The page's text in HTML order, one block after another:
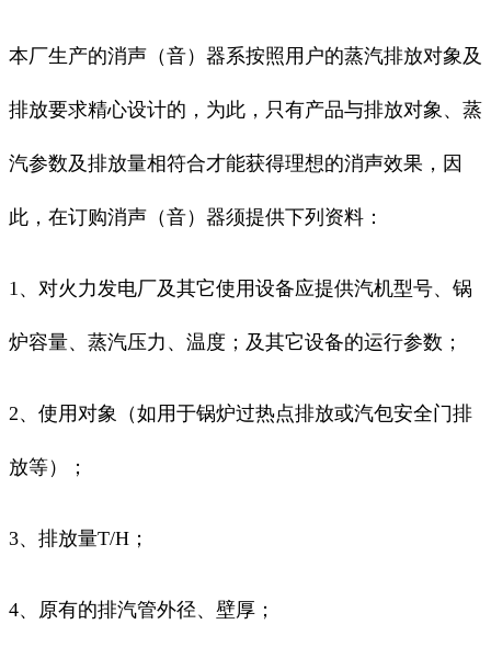
本厂生产的消声（音）器系按照用户的蒸汽排放对象及
排放要求精心设计的，为此，只有产品与排放对象、蒸
汽参数及排放量相符合才能获得理想的消声效果，因
此，在订购消声（音）器须提供下列资料：
1、对火力发电厂及其它使用设备应提供汽机型号、锅
炉容量、蒸汽压力、温度；及其它设备的运行参数；
2、使用对象（如用于锅炉过热点排放或汽包安全门排
放等）；
3、排放量T/H；
4、原有的排汽管外径、壁厚；